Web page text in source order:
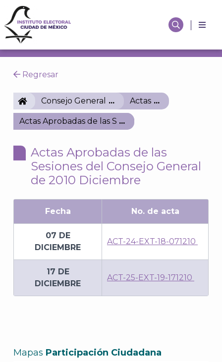
Regresar
IECMConsejo General Actas
Actas Aprobadas de las Sesiones del Consejo
Actas Aprobadas de las
Sesiones del Consejo General
de 2010 Diciembre
Fecha No. de acta
07 DE
DICIEMBRE
ACT-24-EXT-18-071210
17 DE
DICIEMBRE
ACT-25-EXT-19-171210
Mapas Participación Ciudadana